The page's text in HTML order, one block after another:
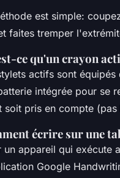
est simple:
faites tremper
ce qu'un crayon
actifs sont
intégrée pour se
soit pris en compte
écrire sur une
un appareil qui exécute
Google